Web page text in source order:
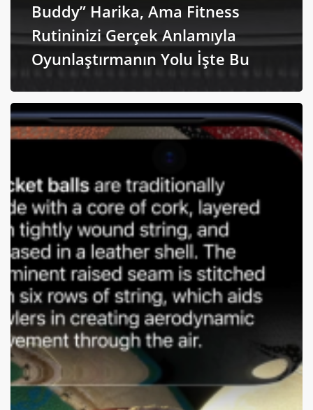
Buddy” Harika, Ama Fitness
Rutininizi Gerçek Anlamıyla
Oyunlaştırmanın Yolu İşte Bu
iOS
27
ile
Kalori
Takibi
Nasıl
Yapılır
(Ve
Eksiklikleri
Nelerdir)